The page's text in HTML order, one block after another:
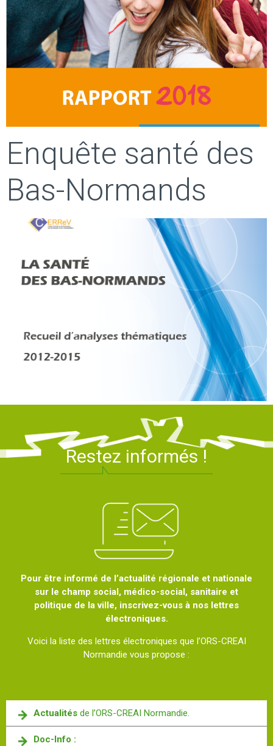
Enquête santé des
Bas-Normands
Restez informés !
Pour être informé de l’actualité régionale et nationale
sur le champ social, médico-social, sanitaire et
politique de la ville, inscrivez-vous à nos lettres
électroniques.
Voici la liste des lettres électroniques que l’ORS-CREAI
Normandie vous propose :
Actualités de l’ORS-CREAI Normandie.
Doc-Info :